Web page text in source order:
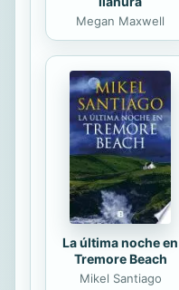
Megan Maxwell
La última noche en
Tremore Beach
Mikel Santiago